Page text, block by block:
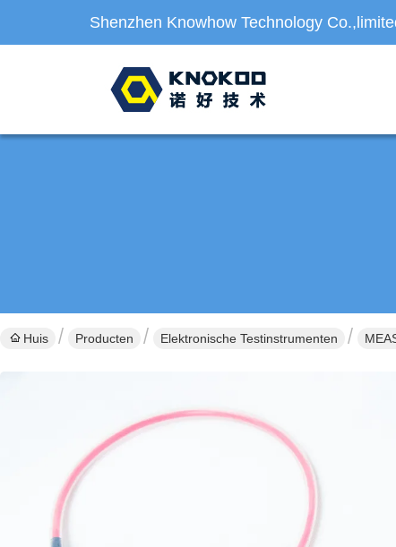
Shenzhen Knowhow Technology
Huis Producten Elektronische Testinstrumenten